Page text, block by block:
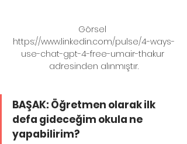
Görsel
https://www.linkedin.com/pulse/4-ways-
use-chat-gpt-4-free-umair-thakur
adresinden alınmıştır.
BAŞAK: Öğretmen olarak ilk
defa gideceğim okula ne
yapabilirim?